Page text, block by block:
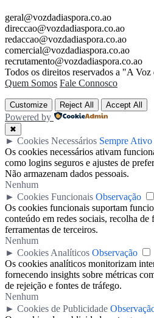
geral@vozdadiaspora.co.ao
direccao@vozdadiaspora.co.ao
redaccao@vozdadiaspora.co.ao
comercial@vozdadiaspora.co.ao
recrutamento@vozdadiaspora.co.ao
Todos os direitos reservados a "A
Quem Somos Fale Connosco
Customize Reject All Accept All
Powered by
✖
► Cookies Necessários Sempre Ativo
Os cookies necessários ativam
como logins seguros e ajustes de
Não armazenam dados pessoais.
Nenhum
► Cookies Funcionais Observação
Os cookies funcionais suportam
conteúdo em redes sociais, recolha de
ferramentas de terceiros.
Nenhum
► Cookies Analíticos Observação
Os cookies analíticos monitorizam
fornecendo insights sobre métricas
de rejeição e fontes de tráfego.
Nenhum
► Cookies de Publicidade